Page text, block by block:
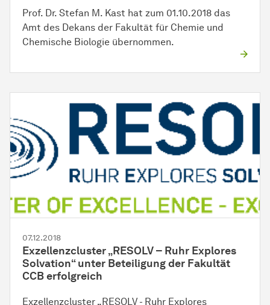
Prof. Dr. Stefan M. Kast hat zum 01.10.2018 das
Amt des Dekans der Fakultät für Chemie und
Chemische Biologie übernommen.
07.12.2018
Exzellenzcluster „RESOLV – Ruhr Explores
Solvation“ unter Beteiligung der Fakultät
CCB erfolgreich
Exzellenzcluster „RESOLV - Ruhr Explores